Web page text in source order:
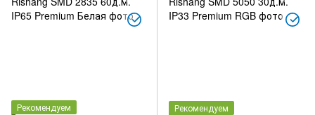
Рекомендуем Рекомендуем